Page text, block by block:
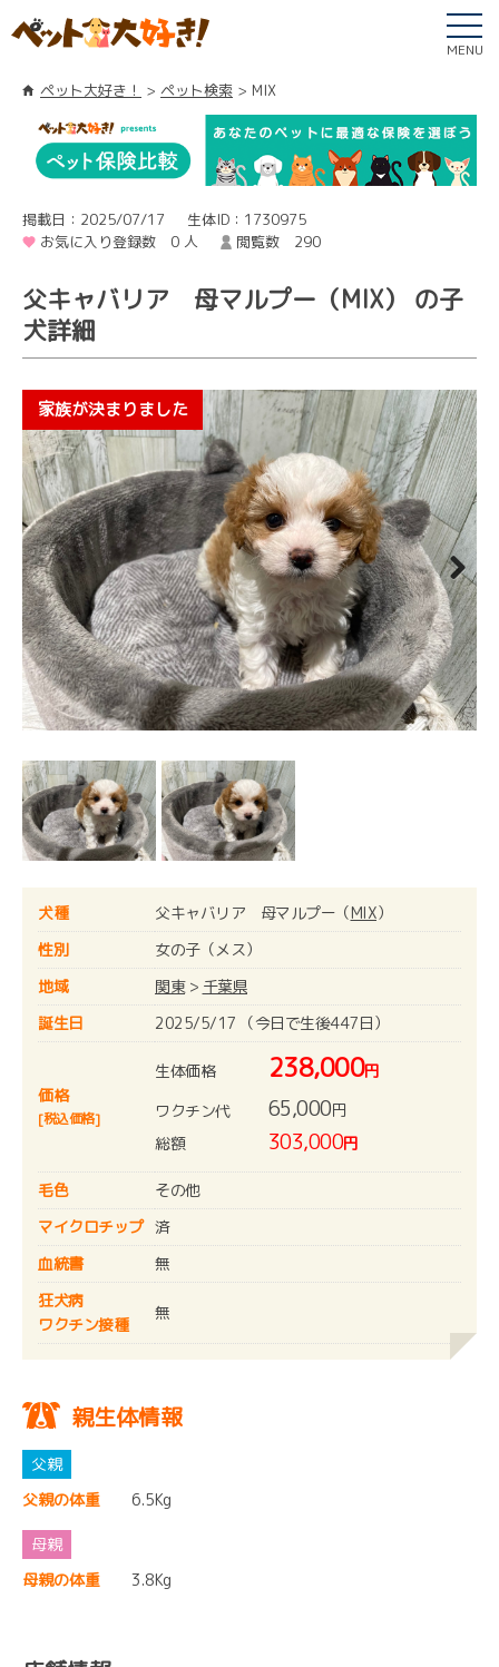
MENU
ペット大好き！ ペット検索 MIX
掲載日：2025/07/17
生体ID：1730975
お気に入り登録数 0 人
閲覧数 290
父キャバリア 母マルプー（MIX） の子
犬詳細
Next
犬種 父キャバリア 母マルプー（MIX）
性別
女の子（メス）
地域
関東> 千葉県
誕生日
2025/5/17 （今日で生後447日）
価格
[税込価格]
生体価格 238,000円
ワクチン代
65,000円
総額
303,000円
毛色
その他
マイクロチップ 済
血統書
無
狂犬病
ワクチン接種
無
親生体情報
父親の体重 6.5Kg
母親の体重 3.8Kg